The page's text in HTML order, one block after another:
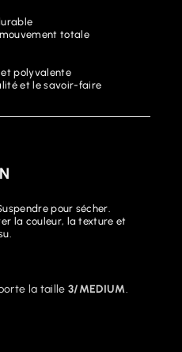
totale
polyvalente
et le savoir-faire
pour sécher.
la couleur, la texture et
la taille 3/MEDIUM.